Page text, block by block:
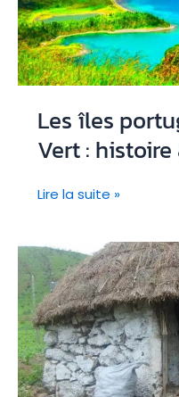
Les îles
Vert :
Les
et
le
Cap-
Vert
:
histoire
&
Lire la suite »